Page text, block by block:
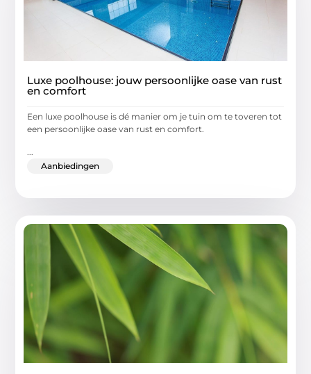
Luxe poolhouse: jouw persoonlijke oase van rust
en comfort
Een luxe poolhouse is dé manier om je tuin om te toveren tot
een persoonlijke oase van rust en comfort.
Aanbiedingen